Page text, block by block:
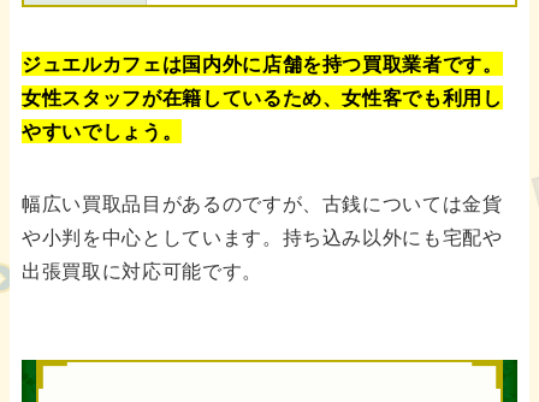
ジュエルカフェは国内外に店舗を持つ買取業者です。
女性スタッフが在籍しているため、女性客でも利用し
やすいでしょう。
幅広い買取品目があるのですが、古銭については金貨
や小判を中心としています。持ち込み以外にも宅配や
出張買取に対応可能です。